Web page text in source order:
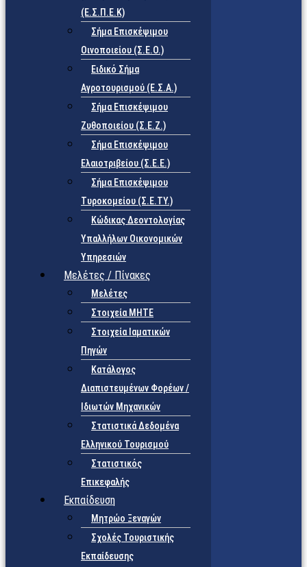
(Ε.Σ.Π.Ε.Κ)
Σήμα Επισκέψιμου
Οινοποιείου (Σ.Ε.Ο.)
Ειδικό Σήμα
Αγροτουρισμού (Ε.Σ.Α.)
Σήμα Επισκέψιμου
Ζυθοποιείου (Σ.Ε.Ζ.)
Σήμα Επισκέψιμου
Ελαιοτριβείου (Σ.Ε.Ε.)
Σήμα Επισκέψιμου
Τυροκομείου (Σ.Ε.TY.)
Κώδικας Δεοντολογίας
Υπαλλήλων Οικονομικών
Υπηρεσιών
Μελέτες / Πίνακες
Μελέτες
Στοιχεία ΜΗΤΕ
Στοιχεία Ιαματικών
Πηγών
Κατάλογος
Διαπιστευμένων Φορέων /
Ιδιωτών Μηχανικών
Στατιστικά Δεδομένα
Ελληνικού Τουρισμού
Στατιστικός
Επικεφαλής
Εκπαίδευση
Μητρώο Ξεναγών
Σχολές Τουριστικής
Εκπαίδευσης